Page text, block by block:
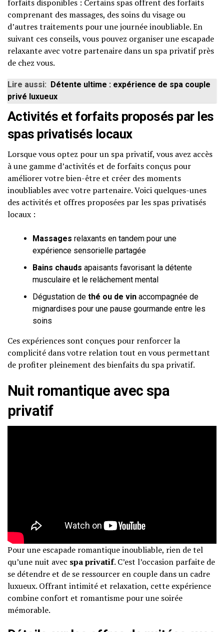
forfaits disponibles : Certains spas offrent des forfaits
comprenant des massages, des soins du visage ou
d’autres traitements pour une journée inoubliable. En
suivant ces conseils, vous pouvez organiser une escapade
relaxante avec votre partenaire dans un spa privatif près
de chez vous.
Lire aussi: Détente ultime : expérience de spa couple
privé luxueux
Activités et forfaits proposés par les
spas privatisés locaux
Lorsque vous optez pour un spa privatif, vous avez accès
à une gamme d’activités et de forfaits conçus pour
améliorer votre bien-être et créer des moments
inoubliables avec votre partenaire. Voici quelques-unes
des activités et offres proposées par les spas privatisés
locaux :
Massages relaxants en tandem pour une
expérience sensorielle partagée
Bains chauds apaisants favorisant la détente
musculaire et le relâchement mental
Dégustation de thé ou de vin accompagnée de
mignardises pour une pause gourmande entre les
soins
Ces expériences sont conçues pour renforcer la
complicité dans votre relation tout en vous permettant
de profiter pleinement des bienfaits du spa privatif.
Nuit romantique avec spa
privatif
Pour une escapade romantique inoubliable, rien de tel
qu’une nuit avec spa privatif. C’est l’occasion parfaite de
se détendre et de se ressourcer en couple dans un cadre
luxueux. Offrant intimité et relaxation, cette expérience
combine confort et romantisme pour une soirée
mémorable.